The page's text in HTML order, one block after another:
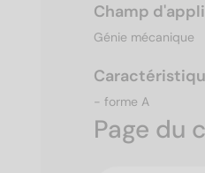
Champ
Génie mécanique
- forme A
Page du